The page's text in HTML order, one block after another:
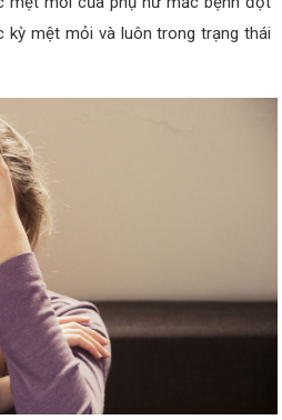
kỳ mệt mỏi và luôn trong trạng thái